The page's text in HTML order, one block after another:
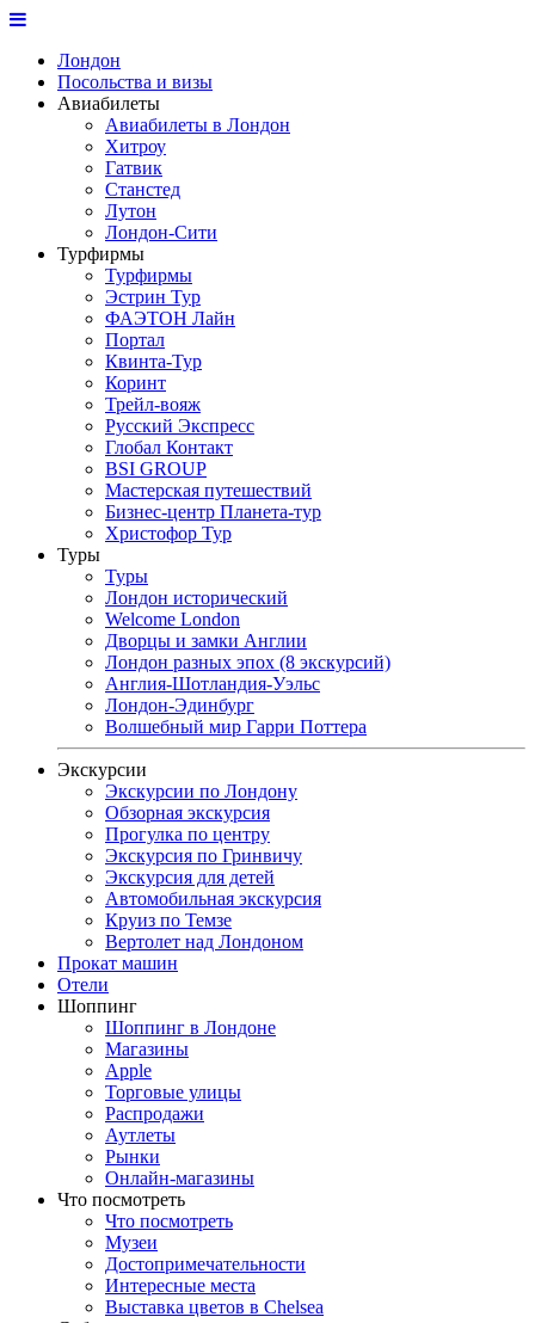
Лондон
Посольства и визы
Авиабилеты
Авиабилеты в Лондон
Хитроу
Гатвик
Станстед
Лутон
Лондон-Сити
Турфирмы
Турфирмы
Эстрин Тур
ФАЭТОН Лайн
Портал
Квинта-Тур
Коринт
Трейл-вояж
Русский Экспресс
Глобал Контакт
BSI GROUP
Мастерская путешествий
Бизнес-центр Планета-тур
Христофор Тур
Туры
Туры
Лондон исторический
Welcome London
Дворцы и замки Англии
Лондон разных эпох (8 экскурсий)
Англия-Шотландия-Уэльс
Лондон-Эдинбург
Волшебный мир Гарри Поттера
Экскурсии
Экскурсии по Лондону
Обзорная экскурсия
Прогулка по центру
Экскурсия по Гринвичу
Экскурсия для детей
Автомобильная экскурсия
Круиз по Темзе
Вертолет над Лондоном
Прокат машин
Отели
Шоппинг
Шоппинг в Лондоне
Магазины
Apple
Торговые улицы
Распродажи
Аутлеты
Рынки
Онлайн-магазины
Что посмотреть
Что посмотреть
Музеи
Достопримечательности
Интересные места
Выставка цветов в Chelsea